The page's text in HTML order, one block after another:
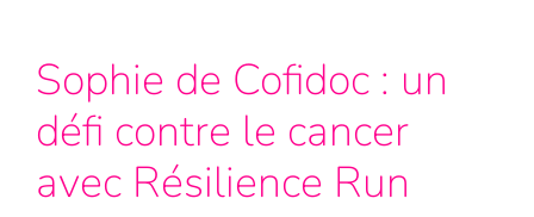
Sophie de Cofidoc : un
défi contre le cancer
avec Résilience Run